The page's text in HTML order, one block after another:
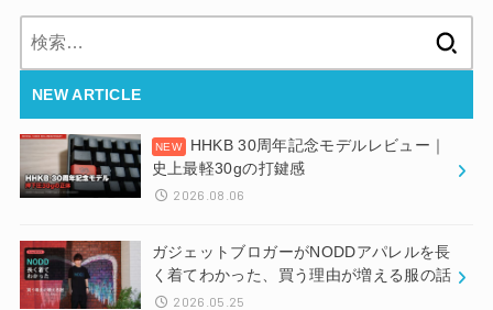
NEW ARTICLE
HHKB 30周年記念モデルレビュー｜
史上最軽30gの打鍵感
2026.08.06
ガジェットブロガーがNODDアパレルを長
く着てわかった、買う理由が増える服の話
2026.05.25